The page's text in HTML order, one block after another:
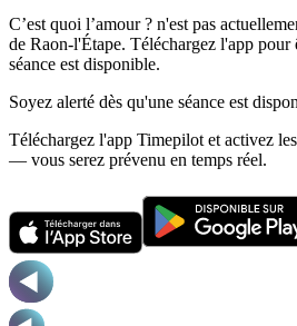
C’est quoi l’amour ? n'est pas
de Raon-l'Étape. Téléchargez l'app pour
séance est disponible.
Soyez alerté dès qu'une séance est
Téléchargez l'app Timepilot et activez
— vous serez prévenu en temps réel.